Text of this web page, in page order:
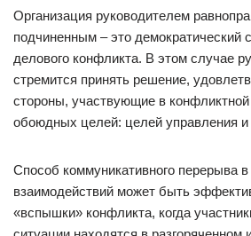
Организация руководителем
подчиненным – это демократический
делового конфликта. В этом случае
стремится принять решение,
стороны, участвующие в
обоюдных целей: целей управления и
Способ коммуникативного перерыва
взаимодействий может быть
«вспышки» конфликта, когда